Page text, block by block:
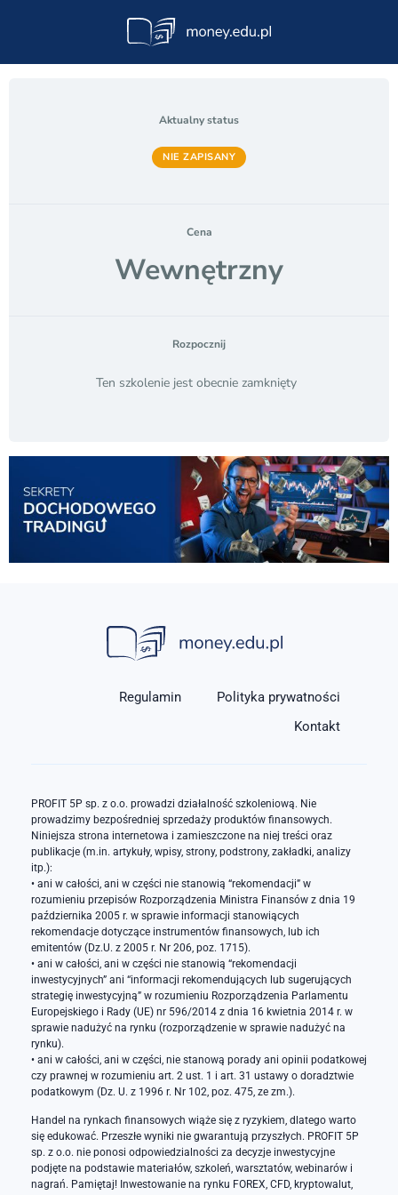
Aktualny status
NIE ZAPISANY
Cena
Wewnętrzny
Rozpocznij
Ten szkolenie jest obecnie zamknięty
Regulamin
Polityka prywatności
Kontakt
PROFIT 5P sp. z o.o. prowadzi działalność szkoleniową. Nie
prowadzimy bezpośredniej sprzedaży produktów finansowych.
Niniejsza strona internetowa i zamieszczone na niej treści oraz
publikacje (m.in. artykuły, wpisy, strony, podstrony, zakładki, analizy
itp.):
• ani w całości, ani w części nie stanowią “rekomendacji” w
rozumieniu przepisów Rozporządzenia Ministra Finansów z dnia 19
października 2005 r. w sprawie informacji stanowiących
rekomendacje dotyczące instrumentów finansowych, lub ich
emitentów (Dz.U. z 2005 r. Nr 206, poz. 1715).
• ani w całości, ani w części nie stanowią “rekomendacji
inwestycyjnych” ani “informacji rekomendujących lub sugerujących
strategię inwestycyjną” w rozumieniu Rozporządzenia Parlamentu
Europejskiego i Rady (UE) nr 596/2014 z dnia 16 kwietnia 2014 r. w
sprawie nadużyć na rynku (rozporządzenie w sprawie nadużyć na
rynku).
• ani w całości, ani w części, nie stanową porady ani opinii podatkowej
czy prawnej w rozumieniu art. 2 ust. 1 i art. 31 ustawy o doradztwie
podatkowym (Dz. U. z 1996 r. Nr 102, poz. 475, ze zm.).
Handel na rynkach finansowych wiąże się z ryzykiem, dlatego warto
się edukować. Przeszłe wyniki nie gwarantują przyszłych. PROFIT 5P
sp. z o.o. nie ponosi odpowiedzialności za decyzje inwestycyjne
podjęte na podstawie materiałów, szkoleń, warsztatów, webinarów i
nagrań. Pamiętaj! Inwestowanie na rynku FOREX, CFD, kryptowalut,